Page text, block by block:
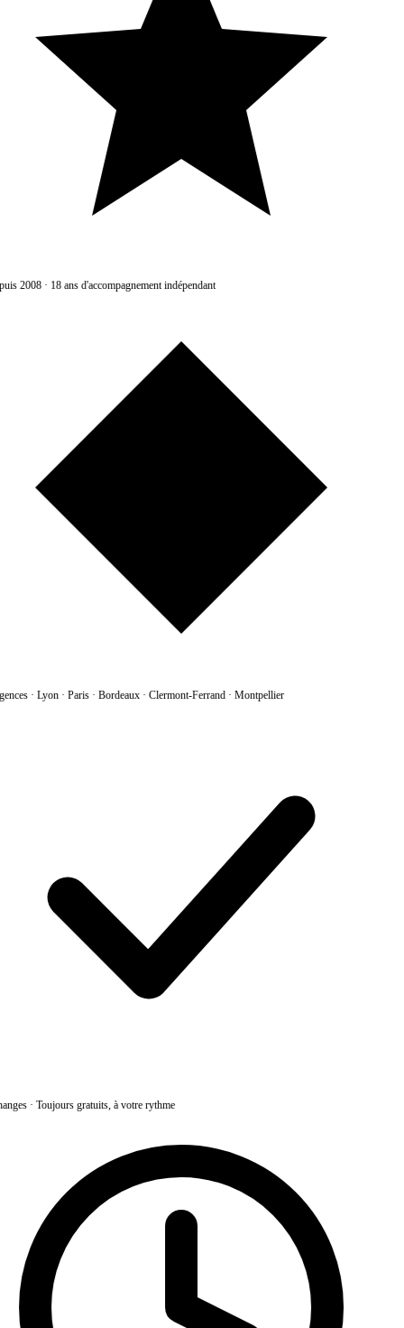
2008·18 ans d'accompagnement indépendant
·Lyon · Paris · Bordeaux · Clermont-Ferrand · Montpellier
·Toujours gratuits, à votre rythme